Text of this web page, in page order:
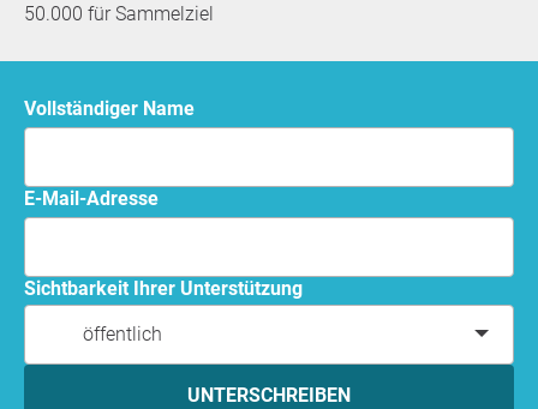
50.000 für Sammelziel
Vollständiger Name
E-Mail-Adresse
Sichtbarkeit Ihrer Unterstützung
öffentlich
UNTERSCHREIBEN